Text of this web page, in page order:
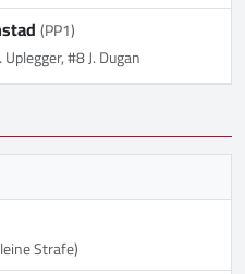
(PP1)
#8 J. Dugan
Strafe)